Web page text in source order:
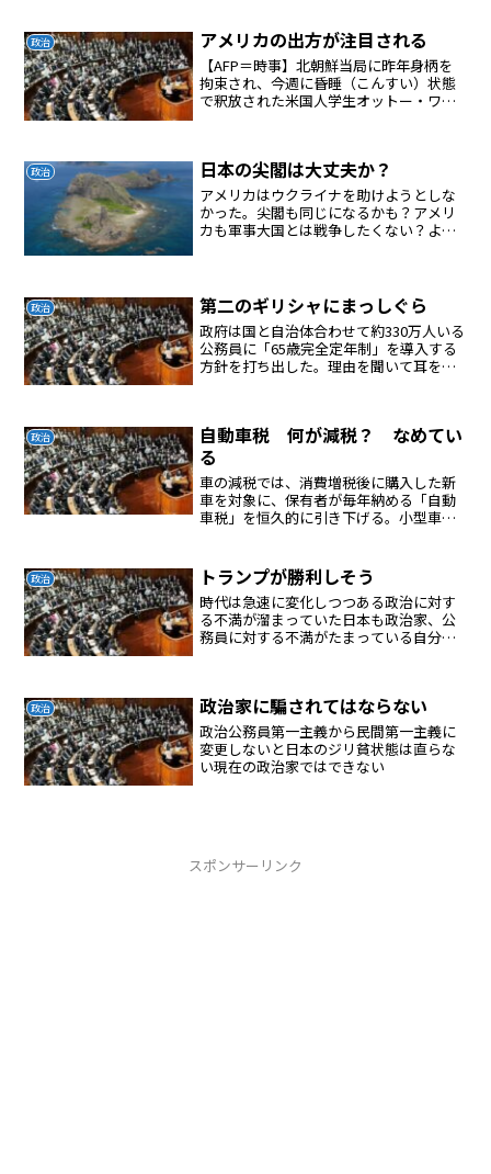
政治 アメリカの出方が注目される
【AFP＝時事】北朝鮮当局に昨年身柄を
拘束され、今週に昏睡（こんすい）状態
で釈放された米国人学生オットー・ワー
の、そ...
政治 日本の尖閣は大丈夫か？
アメリカはウクライナを助けようとしな
かった。尖閣も同じになるかも？アメリ
カも軍事大国とは戦争したくない？よっ
政治 第二のギリシャにまっしぐら
政府は国と自治体合わせて約330万人いる
公務員に「65歳完全定年制」を導入する
方針を打ち出した。理由を聞いて耳を疑
だ。悪い冗談だろう...
政治
自動車税 何が減税？ なめてい
る
車の減税では、消費増税後に購入した新
車を対象に、保有者が毎年納める「自動
車税」を恒久的に引き下げる。小型車ほ
９５００円から４５００円減額され、年
２万５０００円となる。減...
政治 トランプが勝利しそう
時代は急速に変化しつつある政治に対す
る不満が溜まっていた日本も政治家、公
務員に対する不満がたまっている自分た
政治 政治家に騙されてはならない
政治公務員第一主義から民間第一主義に
変更しないと日本のジリ貧状態は直らな
い現在の政治家ではできない
スポンサーリンク